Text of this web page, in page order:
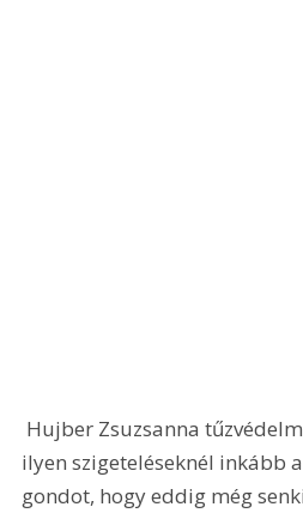
ilyen szigeteléseknél inkább
gondot, hogy eddig még